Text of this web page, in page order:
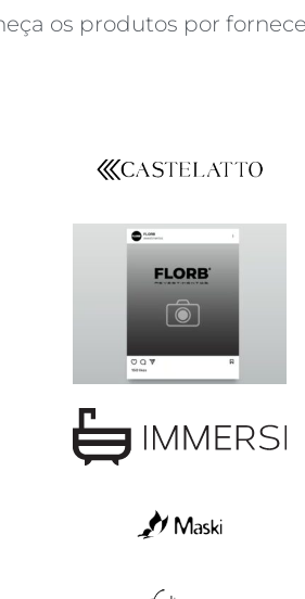
os produtos por